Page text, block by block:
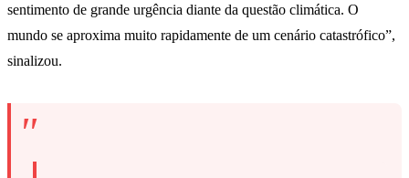
sentimento de grande urgência diante da questão climática. O
mundo se aproxima muito rapidamente de um cenário catastrófico”,
sinalizou.